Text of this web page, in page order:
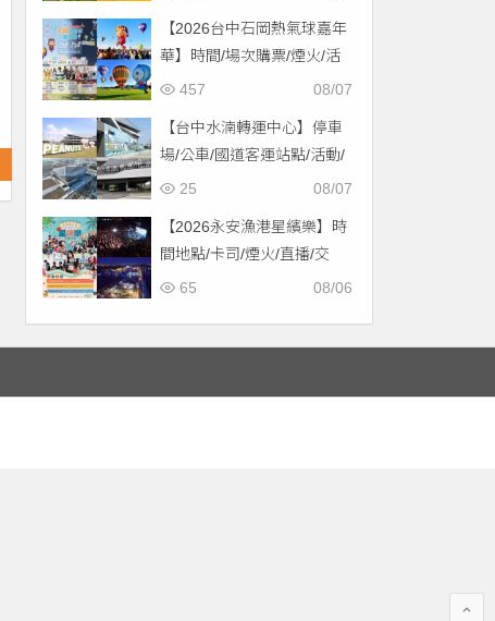
【2026台中石岡熱氣球嘉年
華】時間/場次購票/煙火/活
動/交通，土牛運動公園登08/07
457
【台中水湳轉運中心】停車
場/公車/國道客運站點/活動/
交通，啟用免費停車！ 08/07
25
【2026永安漁港星繽樂】時
間地點/卡司/煙火/直播/交
通，免費入場！
08/06
65